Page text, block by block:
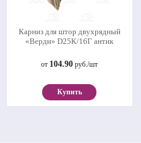
Карниз для штор двухрядный
«Верди» D25К/16Г антик
от 104.90 руб./шт
Купить